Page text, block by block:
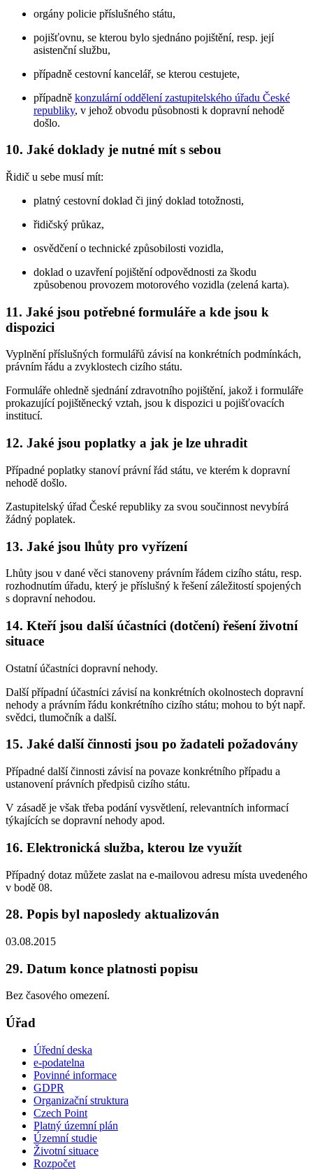
orgány policie příslušného státu,
pojišťovnu, se kterou bylo sjednáno pojištění, resp. její
asistenční službu,
případně cestovní kancelář, se kterou cestujete,
případně konzulární oddělení zastupitelského úřadu České
republiky, v jehož obvodu působnosti k dopravní nehodě
došlo.
10. Jaké doklady je nutné mít s sebou
Řidič u sebe musí mít:
platný cestovní doklad či jiný doklad totožnosti,
řidičský průkaz,
osvědčení o technické způsobilosti vozidla,
doklad o uzavření pojištění odpovědnosti za škodu
způsobenou provozem motorového vozidla (zelená karta).
11. Jaké jsou potřebné formuláře a kde jsou k
dispozici
Vyplnění příslušných formulářů závisí na konkrétních podmínkách,
právním řádu a zvyklostech cizího státu.
Formuláře ohledně sjednání zdravotního pojištění, jakož i formuláře
prokazující pojištěnecký vztah, jsou k dispozici u pojišťovacích
institucí.
12. Jaké jsou poplatky a jak je lze uhradit
Případné poplatky stanoví právní řád státu, ve kterém k dopravní
nehodě došlo.
Zastupitelský úřad České republiky za svou součinnost nevybírá
žádný poplatek.
13. Jaké jsou lhůty pro vyřízení
Lhůty jsou v dané věci stanoveny právním řádem cizího státu, resp.
rozhodnutím úřadu, který je příslušný k řešení záležitostí spojených
s dopravní nehodou.
14. Kteří jsou další účastníci (dotčení) řešení životní
situace
Ostatní účastníci dopravní nehody.
Další případní účastníci závisí na konkrétních okolnostech dopravní
nehody a právním řádu konkrétního cizího státu; mohou to být např.
svědci, tlumočník a další.
15. Jaké další činnosti jsou po žadateli požadovány
Případné další činnosti závisí na povaze konkrétního případu a
ustanovení právních předpisů cizího státu.
V zásadě je však třeba podání vysvětlení, relevantních informací
týkajících se dopravní nehody apod.
16. Elektronická služba, kterou lze využít
Případný dotaz můžete zaslat na e-mailovou adresu místa uvedeného
v bodě 08.
28. Popis byl naposledy aktualizován
03.08.2015
29. Datum konce platnosti popisu
Bez časového omezení.
Úřad
Úřední deska
e-podatelna
Povinné informace
GDPR
Organizační struktura
Czech Point
Platný územní plán
Územní studie
Životní situace
Rozpočet